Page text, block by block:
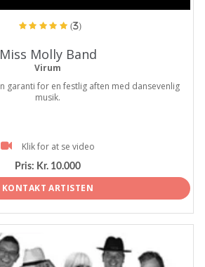
(3)
Miss Molly Band
Virum
garanti for en festlig aften med dansevenlig
musik.
Klik for at se video
Pris: Kr. 10.000
KONTAKT ARTISTEN